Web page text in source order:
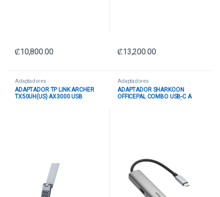
₡10,800.00 ₡13,200.00
Adaptadores
ADAPTADOR TP LINK ARCHER
TX50UH(US) AX3000 USB
Adaptadores
ADAPTADOR SHARKOON
OFFICEPAL COMBO USB-C A